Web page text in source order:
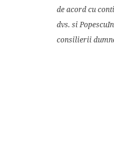
de acord cu
dvs. si
consilierii